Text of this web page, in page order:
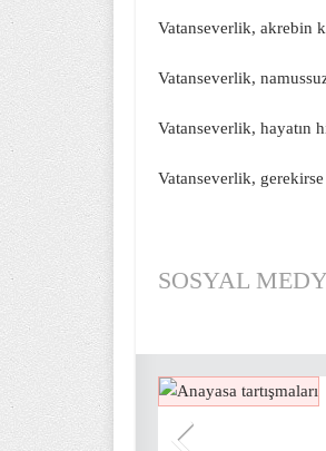
Vatanseverlik, akrebin
Vatanseverlik,
Vatanseverlik, hayatın
Vatanseverlik,
SOSYAL